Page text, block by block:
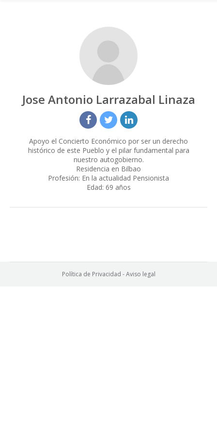
Jose Antonio Larrazabal Linaza
Apoyo el Concierto Económico por ser un derecho
histórico de este Pueblo y el pilar fundamental para
nuestro autogobierno.
Residencia en Bilbao
Profesión: En la actualidad Pensionista
Edad: 69 años
Política de Privacidad -Aviso legal